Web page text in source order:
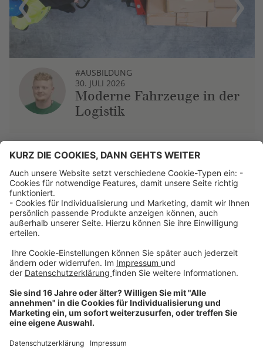
Previous
#AUSBILDUNG
30. JULI 2026
Moderne Fahrzeuge in der
Logistik
Next
Über uns
Dehner Unternehmen
Jobs bei Dehner